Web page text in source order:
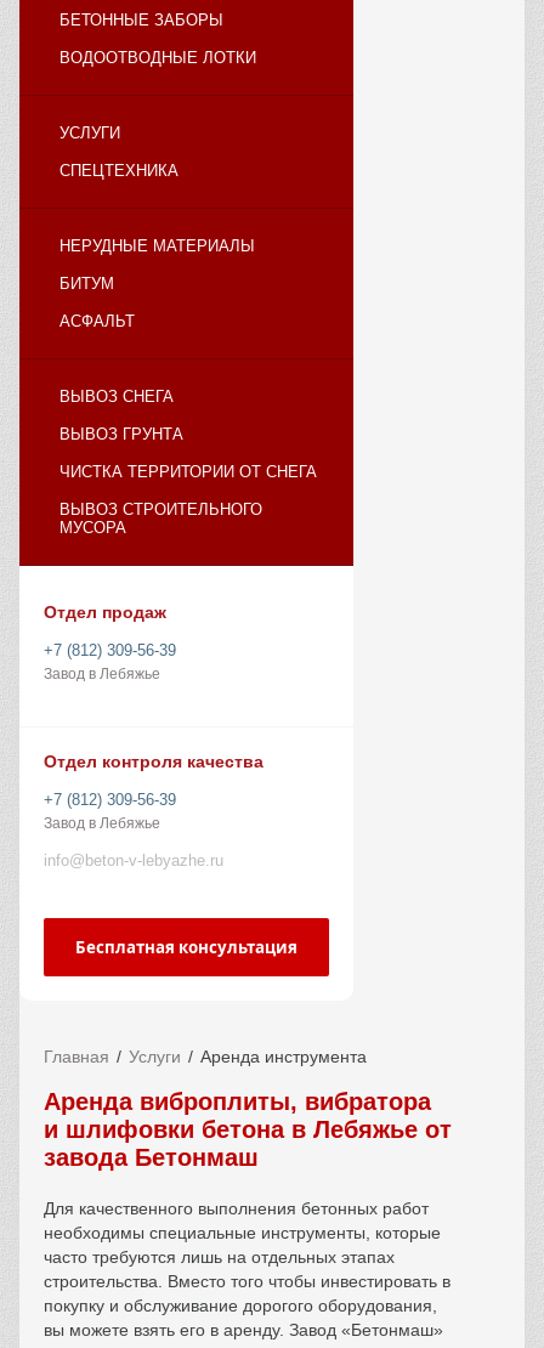
БЕТОННЫЕ ЗАБОРЫ
ВОДООТВОДНЫЕ ЛОТКИ
УСЛУГИ
СПЕЦТЕХНИКА
НЕРУДНЫЕ МАТЕРИАЛЫ
БИТУМ
АСФАЛЬТ
ВЫВОЗ СНЕГА
ВЫВОЗ ГРУНТА
ЧИСТКА ТЕРРИТОРИИ ОТ СНЕГА
ВЫВОЗ СТРОИТЕЛЬНОГО
МУСОРА
Отдел продаж
+7 (812) 309-56-39
Завод в Лебяжье
Отдел контроля качества
+7 (812) 309-56-39
Завод в Лебяжье
info@beton-v-lebyazhe.ru
Бесплатная консультация
Главная Услуги Аренда инструмента
Аренда виброплиты, вибратора
и шлифовки бетона в Лебяжье от
завода Бетонмаш
Для качественного выполнения бетонных работ
необходимы специальные инструменты, которые
часто требуются лишь на отдельных этапах
строительства. Вместо того чтобы инвестировать в
покупку и обслуживание дорогого оборудования,
вы можете взять его в аренду. Завод «Бетонмаш»